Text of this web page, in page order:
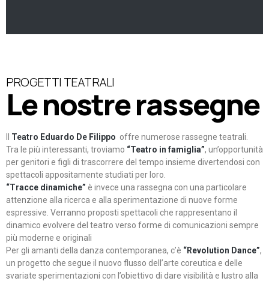
PROGETTI TEATRALI
Le nostre rassegne
Teatro Eduardo De Filippo offre numerose rassegne teatrali.
Tra le più interessanti, troviamo “Teatro in famiglia”, un’opportunità
per genitori e figli di trascorrere del tempo insieme divertendosi con
spettacoli appositamente studiati per loro.
“Tracce dinamiche” è invece una rassegna con una particolare
attenzione alla ricerca e alla sperimentazione di nuove forme
espressive. Verranno proposti spettacoli che rappresentano il
dinamico evolvere del teatro verso forme di comunicazioni sempre
più moderne e originali
Per gli amanti della danza contemporanea, c’è “Revolution Dance”,
un progetto che segue il nuovo flusso dell’arte coreutica e delle
svariate sperimentazioni con l’obiettivo di dare visibilità e lustro alla